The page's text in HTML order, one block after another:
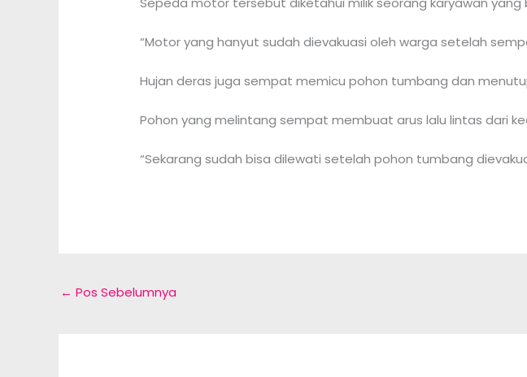
“Motor yang hanyut sudah dievakuasi oleh warga setelah
Hujan deras juga sempat memicu pohon tumbang dan
Pohon yang melintang sempat membuat arus lalu lintas dari
“Sekarang sudah bisa dilewati setelah pohon tumbang
← Pos Sebelumnya